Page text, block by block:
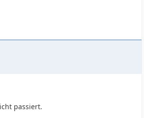
passiert.